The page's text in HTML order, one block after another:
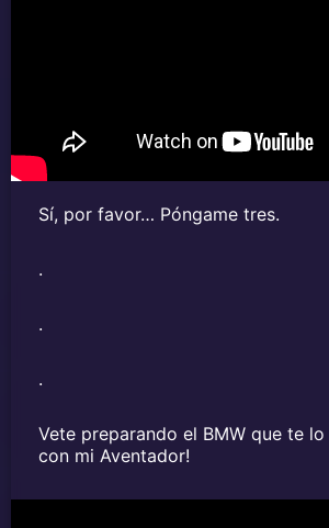
Sí, por favor… Póngame tres.
.
.
.
Vete preparando el BMW que te
con mi Aventador!